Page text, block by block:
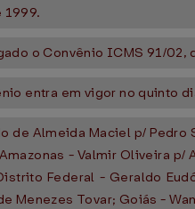
1999.
o Convênio ICMS 91/02,
entra em vigor no quinto
de Almeida Maciel p/
- Valmir Oliveira
Federal - Geraldo
Menezes Tovar; Goiás -